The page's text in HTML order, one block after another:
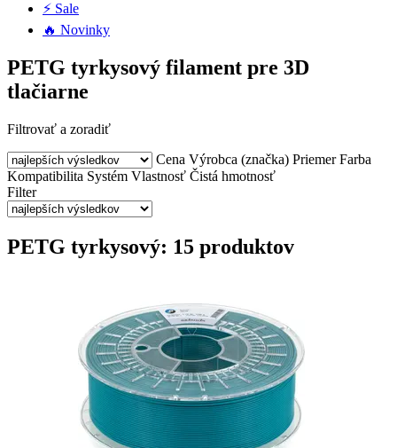
⚡ Sale
🔥 Novinky
PETG tyrkysový filament pre 3D
tlačiarne
Filtrovať a zoradiť
Cena Výrobca (značka) Priemer Farba
Kompatibilita Systém Vlastnosť Čistá hmotnosť
Filter
PETG tyrkysový: 15 produktov